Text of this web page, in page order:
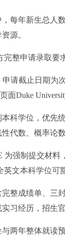
年新生总人数
源。
整申请录取要
请截止日期为
面Duke
学位，优先统
代数、概率论
强制提交材料，
英文本科学位可
成绩单、三封
习经历，招生
两年整体就读